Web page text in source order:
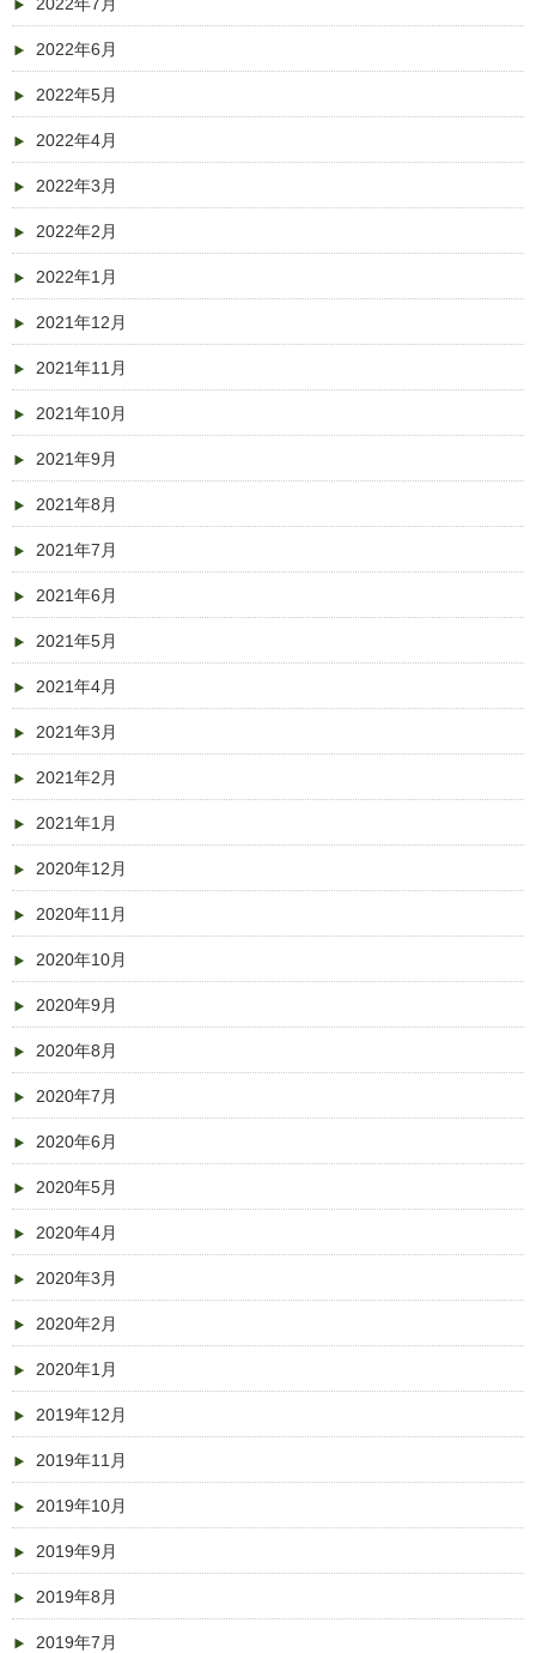
2022年6月
2022年5月
2022年4月
2022年3月
2022年2月
2022年1月
2021年12月
2021年11月
2021年10月
2021年9月
2021年8月
2021年7月
2021年6月
2021年5月
2021年4月
2021年3月
2021年2月
2021年1月
2020年12月
2020年11月
2020年10月
2020年9月
2020年8月
2020年7月
2020年6月
2020年5月
2020年4月
2020年3月
2020年2月
2020年1月
2019年12月
2019年11月
2019年10月
2019年9月
2019年8月
2019年7月